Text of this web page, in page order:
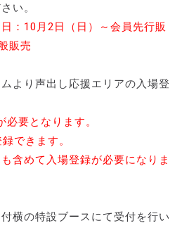
い。
：10月2日（日）～会員先行販
販売
より声出し応援エリアの入場登
要となります。
できます。
含めて入場登録が必要になりま
横の特設ブースにて受付を行い